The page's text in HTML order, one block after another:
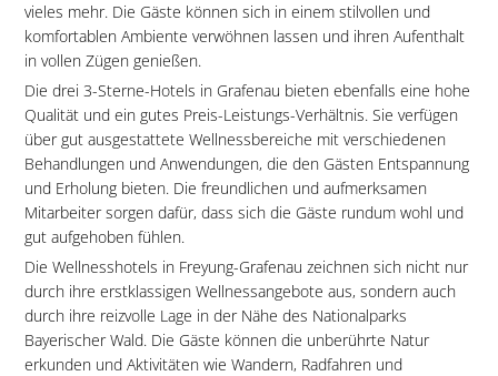
vieles mehr. Die Gäste können sich in einem stilvollen und
komfortablen Ambiente verwöhnen lassen und ihren Aufenthalt
in vollen Zügen genießen.
Die drei 3-Sterne-Hotels in Grafenau bieten ebenfalls eine hohe
Qualität und ein gutes Preis-Leistungs-Verhältnis. Sie verfügen
über gut ausgestattete Wellnessbereiche mit verschiedenen
Behandlungen und Anwendungen, die den Gästen Entspannung
und Erholung bieten. Die freundlichen und aufmerksamen
Mitarbeiter sorgen dafür, dass sich die Gäste rundum wohl und
gut aufgehoben fühlen.
Die Wellnesshotels in Freyung-Grafenau zeichnen sich nicht nur
durch ihre erstklassigen Wellnessangebote aus, sondern auch
durch ihre reizvolle Lage in der Nähe des Nationalparks
Bayerischer Wald. Die Gäste können die unberührte Natur
erkunden und Aktivitäten wie Wandern, Radfahren und